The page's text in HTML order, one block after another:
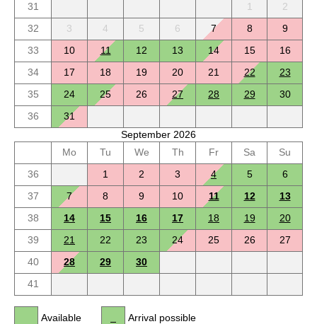
31
1
2
32
3 4 5 6 7 8
9
33
10 11 12 13 14 15
16
34
17 18 19 20 21 22
23
35
24 25 26 27 28 29
30
36
31
September 2026
Mo
Tu We Th Fr Sa
Su
36
1 2 3 4 5
6
37
7 8 9 10 11 12
13
38
14 15 16 17 18 19
20
39
21 22 23 24 25 26
27
40
28 29
30
41
Available Arrival possible